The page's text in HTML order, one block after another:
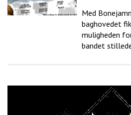
Med
baghovedet
muligheden
bandet